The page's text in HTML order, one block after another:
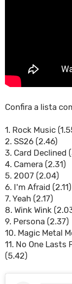
Confira a lista
1. Rock Music
2. SS26 (2.46)
3. Card Declined
4. Camera (2.31)
5. 2007 (2.04)
6. I'm Afraid (2.11)
7. Yeah (2.17)
8. Wink Wink
9. Persona (2.37)
10. Magic Metal
11. No One
(5.42)